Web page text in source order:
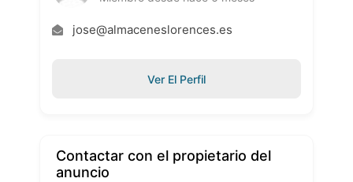
jose@almaceneslorences.es
Ver El Perfil
Contactar con el propietario del
anuncio